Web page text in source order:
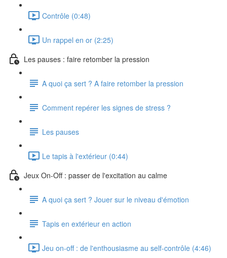
Contrôle (0:48)
Un rappel en or (2:25)
Les pauses : faire retomber la pression
A quoi ça sert ? A faire retomber la pression
Comment repérer les signes de stress ?
Les pauses
Le tapis à l'extérieur (0:44)
Jeux On-Off : passer de l'excitation au calme
A quoi ça sert ? Jouer sur le niveau d'émotion
Tapis en extérieur en action
Jeu on-off : de l'enthousiasme au self-contrôle (4:46)